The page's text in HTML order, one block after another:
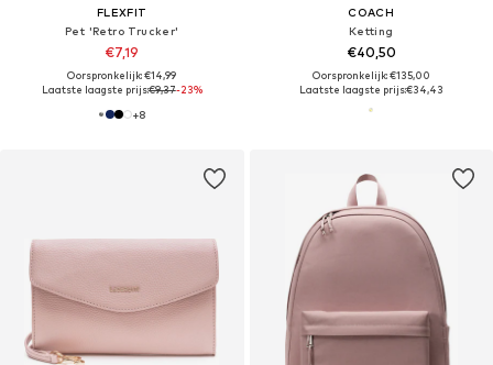
FLEXFIT
Pet 'Retro Trucker'
€7,19
Oorspronkelijk: €14,99
Laatste laagste prijs:€9,37-23%
+8
COACH
Ketting
€40,50
Oorspronkelijk: €135,00
Laatste laagste prijs:€34,43